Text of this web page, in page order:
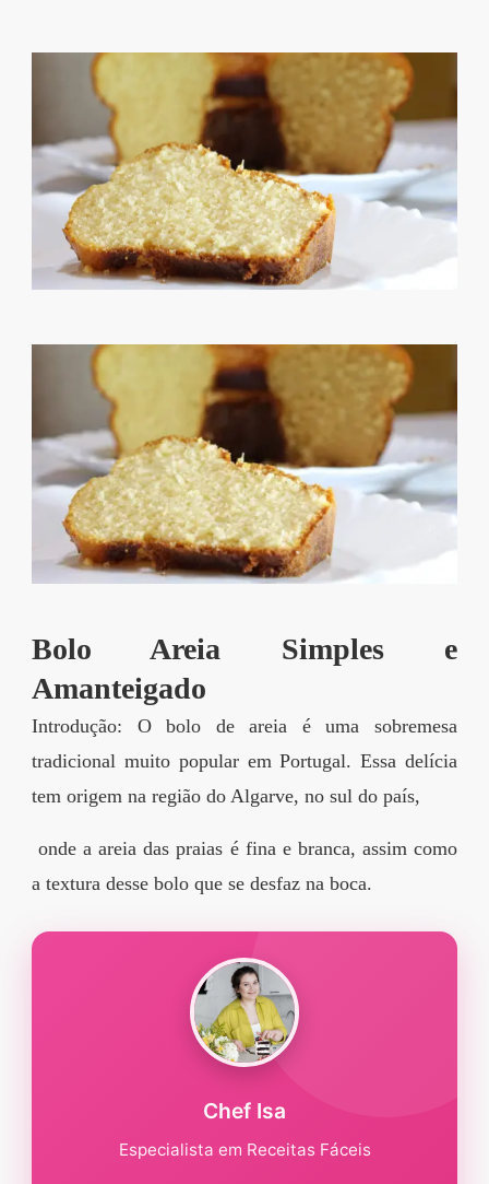
saudáveis e práticas,
além de dicas exclusivas
que vão facilitar sua
vida na cozinha. 🍰🥗
Quer aprender a fazer
um almoço delicioso,
um jantar especial ou
na boca? Nós temos
tudo o que você
precisa! Explore nosso
site e descubra técnicas
culinárias incríveis,
segredos valiosos e
receitas rápidas e fáceis
que vão impressionar
Transforme suas
agora mesmo!
Bolo Areia Simples e
Amanteigado
Introdução: O bolo de areia é uma sobremesa
tradicional muito popular em Portugal. Essa delícia
tem origem na região do Algarve, no sul do país,
onde a areia das praias é fina e branca, assim como
a textura desse bolo que se desfaz na boca.
Chef Isa
Especialista em Receitas Fáceis